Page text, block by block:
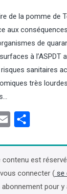
de la pomme de
aux
de
à l’ASPDT
sanitaires
très
Email
est
connecter (se
pour y